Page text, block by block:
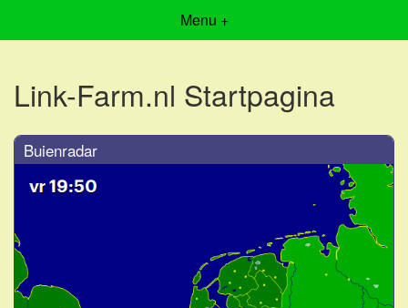
Menu +
Link-Farm.nl Startpagina
Buienradar